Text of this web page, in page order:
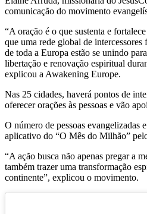
comunicação do movimento
“A oração é o que sustenta e
que uma rede global de
de toda a Europa estão se unindo
libertação e renovação espiritual
explicou a Awakening Europe.
Nas 25 cidades, haverá pontos de
oferecer orações às pessoas e vão
O número de pessoas evangelizadas
aplicativo do “O Mês do Milhão”
“A ação busca não apenas pregar a
também trazer uma transformação
continente”, explicou o movimento.